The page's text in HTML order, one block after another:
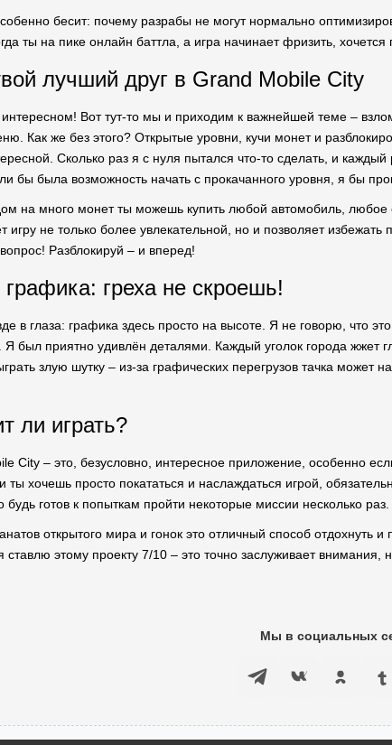
бесит: почему разрабы не могут нормально
ты на пике онлайн баттла, а игра начинает фризить,
лучший друг в Grand Mobile City
Вот тут-то мы и приходим к важнейшей теме –
Как же без этого? Открытые уровни, кучи монет и
Сколько раз я с нуля пытался что-то сделать, и
бы была возможность начать с прокачанного уровня, я бы
на много монет ты можешь купить любой автомобиль,
игру не только более увлекательной, но и позволяет избежать
Разблокируй – и вперед!
графика: греха не скроешь!
в глаза: графика здесь просто на высоте. Я не говорю, что
Я был приятно удивлён деталями. Каждый уголок города жжет
злую шутку – из-за графических перегрузов тачка может
ли играть?
City – это, безусловно, интересное приложение, особенно
ты хочешь просто покататься и наслаждаться игрой,
будь готов к попыткам пройти некоторые миссии несколько раз.
открытого мира и гонок это отличный способ отдохнуть
ставлю этому проекту 7/10 – это точно заслуживает внимания,
Мы в социальных